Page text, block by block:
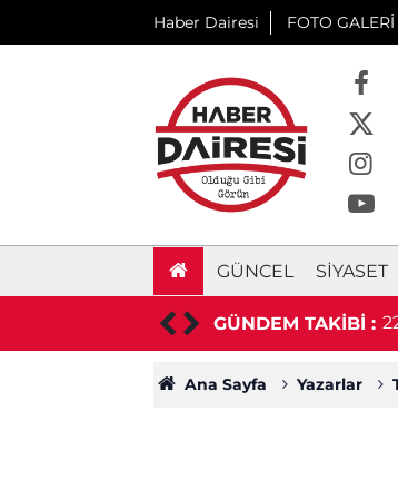
Haber Dairesi FOTO GALERİ
GÜNCEL SIYASET
GÜNDEM TAKİBİ :
sonra kendisini vurdu
Ana Sayfa Yazarlar